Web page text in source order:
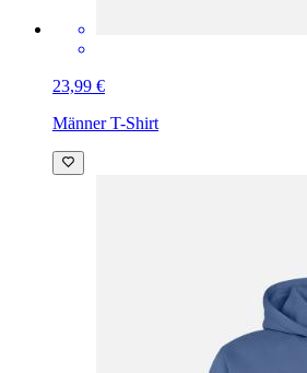
23,99 €
Männer T-Shirt